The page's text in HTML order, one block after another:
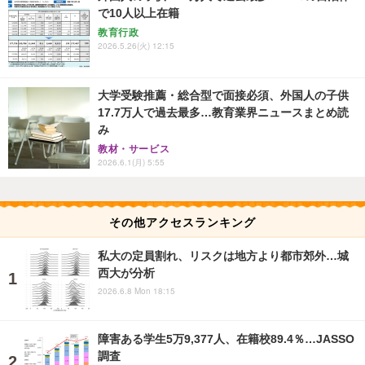
で10人以上在籍
教育行政
2026.5.26(火) 12:15
大学受験推薦・総合型で面接必須、外国人の子供
17.7万人で過去最多…教育業界ニュースまとめ読
み
教材・サービス
2026.6.1(月) 5:55
その他アクセスランキング
私大の定員割れ、リスクは地方より都市郊外…城
西大が分析
2026.6.8 Mon 18:15
障害ある学生5万9,377人、在籍校89.4％…JASSO
調査